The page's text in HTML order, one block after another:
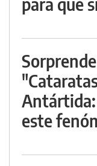
Antártida:
este